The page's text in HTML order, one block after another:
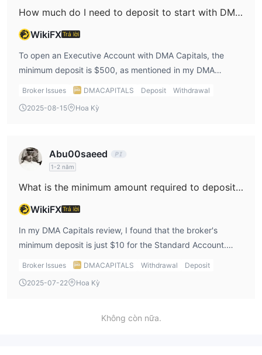
How much do I need to deposit to start with DMA Capitals’ Executive Account?
WikiFXTrả lời
To open an Executive Account with DMA Capitals, the
minimum deposit is $500, as mentioned in my DMA
Capitals review. This is a bit higher than the Standard
starting at 0.2 pips, which could be ideal for more serious
Broker Issues DMACAPITALS Deposit
Withdrawal
2025-08-15
Hoa Kỳ
Abu00saeed
1-2 năm
What is the minimum amount required to deposit with DMA Capitals?
WikiFXTrả lời
In my DMA Capitals review, I found that the broker's
minimum deposit is just $10 for the Standard Account.
This is great for beginners like me, as it allows me to start
tighter spreads or more advanced features, the Executive
and $1,000, respectively.
Broker Issues DMACAPITALS Withdrawal
Deposit
2025-07-22
Hoa Kỳ
Không còn nữa.